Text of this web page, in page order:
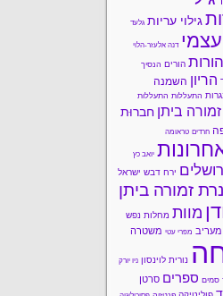
גילוי עריות גלעד
עצמי דנה אלעזר-הלוי
הורות הורים הנסיך
הריון השמנה
התעללות התעללות
זמורה ביתן חברוּת
חרדים טראומה
יואב כץ
ירח דבש ישראל
זמורה ביתן
מוות מחלות נפש
מעריב מפרי עטי משטרה
נורית לוינסון ניו יורק
סמים ספרים סרטן